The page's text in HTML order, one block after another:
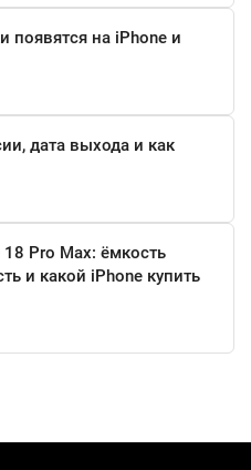
появятся на iPhone и
дата выхода и как
Pro Max: ёмкость
и какой iPhone купить